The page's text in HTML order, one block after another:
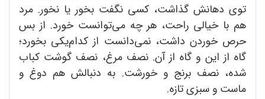
توی دهانش گذاشت، کسی نگفت بخور یا نخور. مرد
هم با خیالی راحت، هر چه می‌توانست خورد. از بس
حرص خوردن داشت، نمی‌دانست از کدام‌یکی بخورد؛
گاه از این و گاه از آن. نصف مرغ، نصف گوشت کباب
شده، نصف برنج و خورشت. به دنبالش هم دوغ و
ماست و سبزی تازه.